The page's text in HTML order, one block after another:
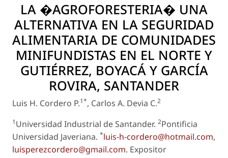
LA �AGROFORESTERIA� UNA
ALTERNATIVA EN LA SEGURIDAD
ALIMENTARIA DE COMUNIDADES
MINIFUNDISTAS EN EL NORTE Y
GUTIÉRREZ, BOYACÁ Y GARCÍA
ROVIRA, SANTANDER
Luis H. Cordero P.1*, Carlos A. Devia C.2
1Universidad Industrial de Santander. 2Pontificia
Universidad Javeriana. *luis-h-cordero@hotmail.com,
luisperezcordero@gmail.com. Expositor